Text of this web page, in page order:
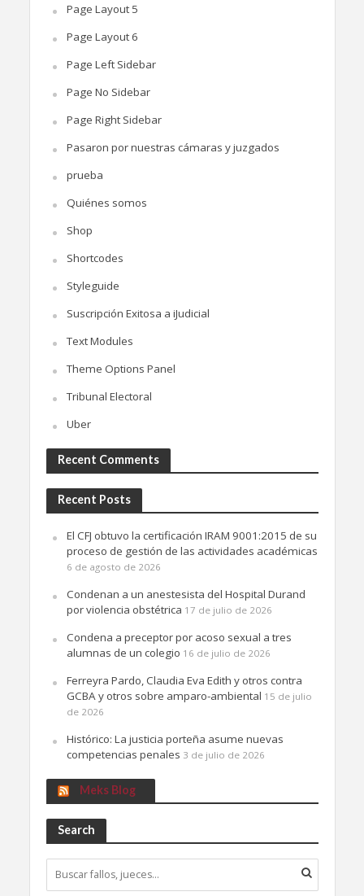
Page Layout 5
Page Layout 6
Page Left Sidebar
Page No Sidebar
Page Right Sidebar
Pasaron por nuestras cámaras y juzgados
prueba
Quiénes somos
Shop
Shortcodes
Styleguide
Suscripción Exitosa a iJudicial
Text Modules
Theme Options Panel
Tribunal Electoral
Uber
Recent Comments
Recent Posts
El CFJ obtuvo la certificación IRAM 9001:2015 de su
proceso de gestión de las actividades académicas
6 de agosto de 2026
Condenan a un anestesista del Hospital Durand
por violencia obstétrica 17 de julio de 2026
Condena a preceptor por acoso sexual a tres
alumnas de un colegio 16 de julio de 2026
Ferreyra Pardo, Claudia Eva Edith y otros contra
GCBA y otros sobre amparo-ambiental 15 de julio
de 2026
Histórico: La justicia porteña asume nuevas
competencias penales 3 de julio de 2026
Meks Blog
Search